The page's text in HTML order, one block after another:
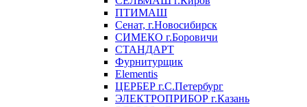
ПТИМАШ
Сенат, г.Новосибирск
СИМЕКО г.Боровичи
СТАНДАРТ
Фурнитурщик
Elementis
ЦЕРБЕР г.С.Петербург
ЭЛЕКТРОПРИБОР г.Казань